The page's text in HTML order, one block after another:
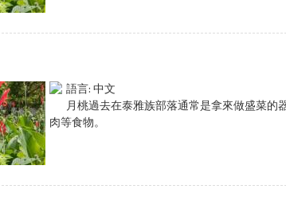
語言: 中文
月桃過去在泰雅族部落通常是拿來做盛菜的
肉等食物。